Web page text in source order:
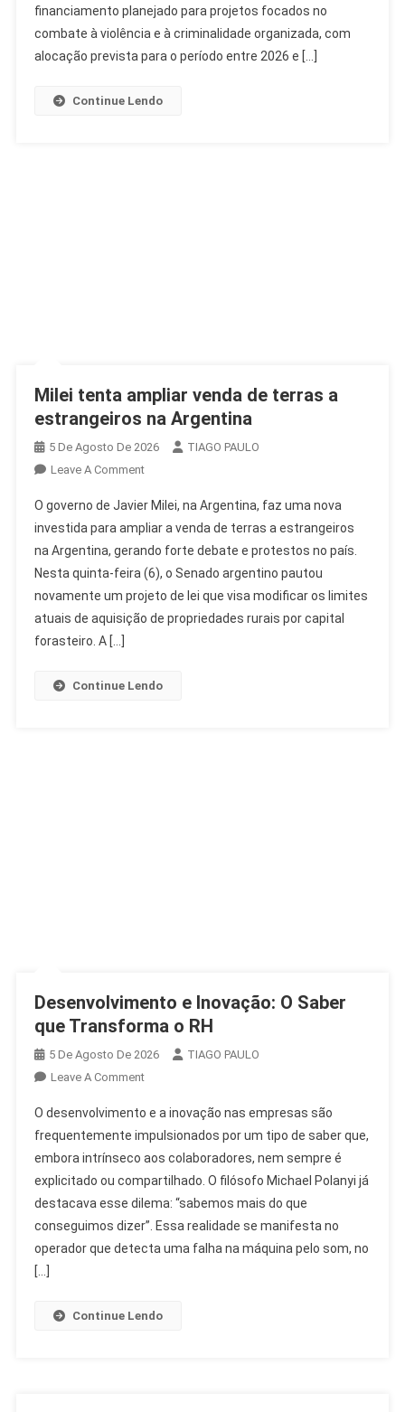
Na
América
financiamento planejado para projetos focados no
combate à violência e à criminalidade organizada, com
alocação prevista para o período entre 2026 e […]
Continue Lendo
Milei tenta ampliar venda de terras a
estrangeiros na Argentina
5 De Agosto De 2026
TIAGO PAULO
Leave A CommentOn
Tenta
Ampliar
Venda
De
Terras
A
O governo de Javier Milei, na Argentina, faz uma nova
investida para ampliar a venda de terras a estrangeiros
na Argentina, gerando forte debate e protestos no país.
Nesta quinta-feira (6), o Senado argentino pautou
novamente um projeto de lei que visa modificar os limites
atuais de aquisição de propriedades rurais por capital
forasteiro. A […]
Continue Lendo
Desenvolvimento e Inovação: O Saber
que Transforma o RH
5 De Agosto De 2026
TIAGO PAULO
Leave A CommentOn
E
Inovação:
O
Saber
Que
Transforma
O
O desenvolvimento e a inovação nas empresas são
frequentemente impulsionados por um tipo de saber que,
embora intrínseco aos colaboradores, nem sempre é
explicitado ou compartilhado. O filósofo Michael Polanyi já
destacava esse dilema: “sabemos mais do que
conseguimos dizer”. Essa realidade se manifesta no
operador que detecta uma falha na máquina pelo som, no
[…]
Continue Lendo